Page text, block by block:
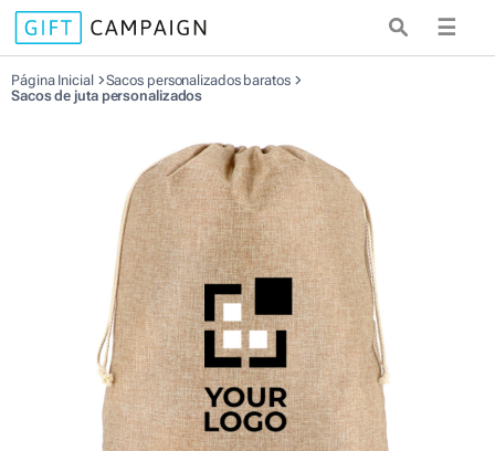
☰
Página Inicial
Sacos personalizados baratos
Sacos de juta personalizados